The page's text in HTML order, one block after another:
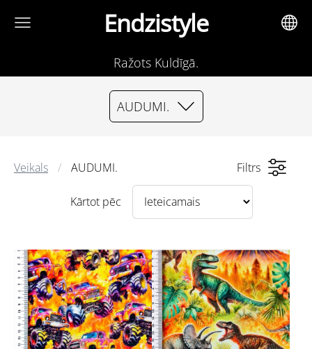
Endzistyle
Ražots Kuldīgā.
AUDUMI.
Veikals AUDUMI. Filtrs
Kārtot pēc